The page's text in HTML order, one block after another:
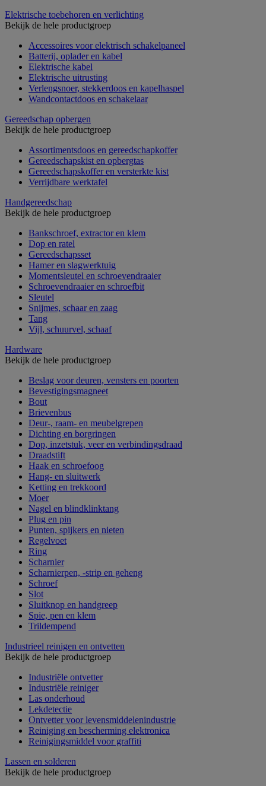
Elektrische toebehoren en verlichting
Bekijk de hele productgroep
Accessoires voor elektrisch schakelpaneel
Batterij, oplader en kabel
Elektrische kabel
Elektrische uitrusting
Verlengsnoer, stekkerdoos en kapelhaspel
Wandcontactdoos en schakelaar
Gereedschap opbergen
Bekijk de hele productgroep
Assortimentsdoos en gereedschapkoffer
Gereedschapskist en opbergtas
Gereedschapskoffer en versterkte kist
Verrijdbare werktafel
Handgereedschap
Bekijk de hele productgroep
Bankschroef, extractor en klem
Dop en ratel
Gereedschapsset
Hamer en slagwerktuig
Momentsleutel en schroevendraaier
Schroevendraaier en schroefbit
Sleutel
Snijmes, schaar en zaag
Tang
Vijl, schuurvel, schaaf
Hardware
Bekijk de hele productgroep
Beslag voor deuren, vensters en poorten
Bevestigingsmagneet
Bout
Brievenbus
Deur-, raam- en meubelgrepen
Dichting en borgringen
Dop, inzetstuk, veer en verbindingsdraad
Draadstift
Haak en schroefoog
Hang- en sluitwerk
Ketting en trekkoord
Moer
Nagel en blindklinktang
Plug en pin
Punten, spijkers en nieten
Regelvoet
Ring
Scharnier
Scharnierpen, -strip en geheng
Schroef
Slot
Sluitknop en handgreep
Spie, pen en klem
Trildempend
Industrieel reinigen en ontvetten
Bekijk de hele productgroep
Industriële ontvetter
Industriële reiniger
Las onderhoud
Lekdetectie
Ontvetter voor levensmiddelenindustrie
Reiniging en bescherming elektronica
Reinigingsmiddel voor graffiti
Lassen en solderen
Bekijk de hele productgroep